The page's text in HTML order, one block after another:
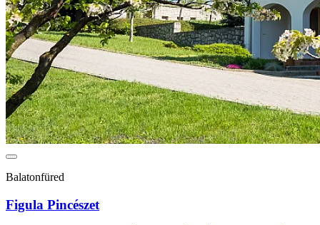
Balatonfüred
Figula Pincészet